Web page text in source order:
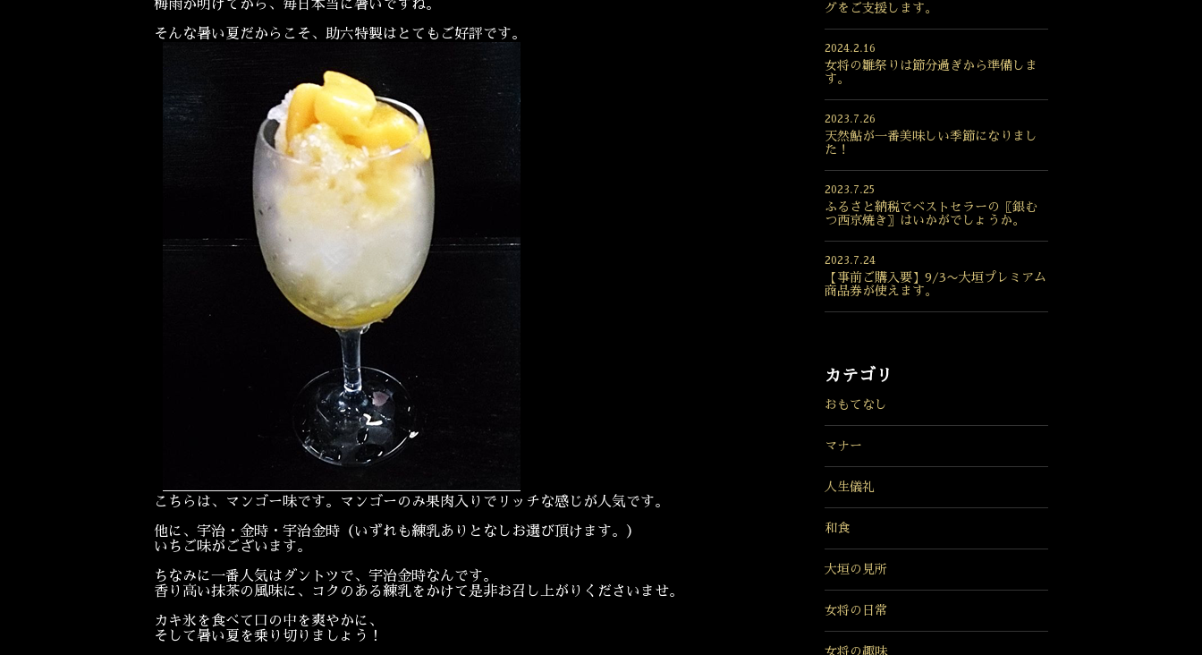
梅雨が明けてから、毎日本当に暑いですね。
そんな暑い夏だからこそ、助六特製はとてもご好評です。
こちらは、マンゴー味です。マンゴーのみ果肉入りでリッチな感じが人気です。
他に、宇治・金時・宇治金時（いずれも練乳ありとなしお選び頂けます。）
いちご味がございます。
ちなみに一番人気はダントツで、宇治金時なんです。
香り高い抹茶の風味に、コクのある練乳をかけて是非お召し上がりくださいませ。
カキ氷を食べて口の中を爽やかに、
そして暑い夏を乗り切りましょう！
グをご支援します。
2024.2.16
女将の雛祭りは節分過ぎから準備しま
す。
2023.7.26
天然鮎が一番美味しい季節になりまし
た！
2023.7.25
ふるさと納税でベストセラーの〖銀む
つ西京焼き〗はいかがでしょうか。
2023.7.24
【事前ご購入要】9/3〜大垣プレミアム
商品券が使えます。
カテゴリ
おもてなし
マナー
人生儀礼
和食
大垣の見所
女将の日常
女将の趣味